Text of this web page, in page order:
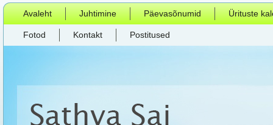
Avaleht Juhtimine Päevasõnumid Ürituste
Fotod Kontakt Postitused